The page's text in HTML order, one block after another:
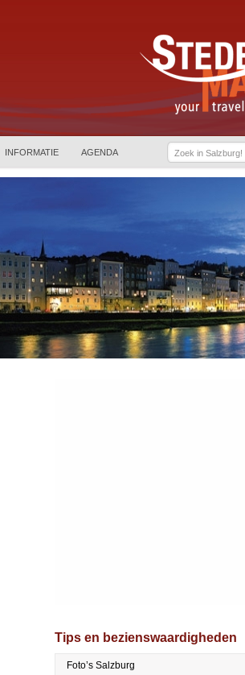
INFORMATIE AGENDA
Tips en bezienswaardigheden
Foto’s Salzburg